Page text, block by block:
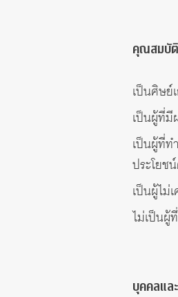
คุณสมบัติ
เป็นศิษย์
เป็นผู้ที่มี
เป็นผู้ที่ท
ประโยช
เป็นผู้ไม่
ไม่เป็นผู้
บุคคลแล